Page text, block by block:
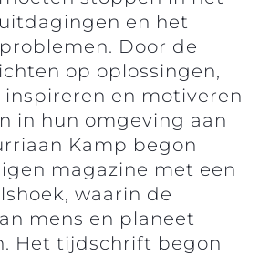
en het
Door de
op oplossingen,
en motiveren
in hun omgeving aan
Kamp begon
magazine met een
waarin de
mens en planeet
Het tijdschrift begon